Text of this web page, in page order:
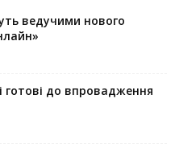
ведучими нового
готові до впровадження